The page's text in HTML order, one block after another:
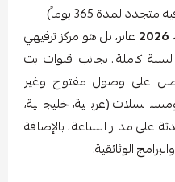
لمدة 365 يوماً)
عابر، بل هو مركز ترفيهي
كاملة. بجانب قنوات بث
على وصول مفتوح وغير
(عربية، خليجية،
على مدار الساعة، بالإضافة
الوثائقية.